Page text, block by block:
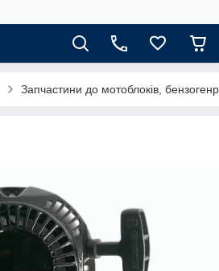
Запчастини до мотоблоків,